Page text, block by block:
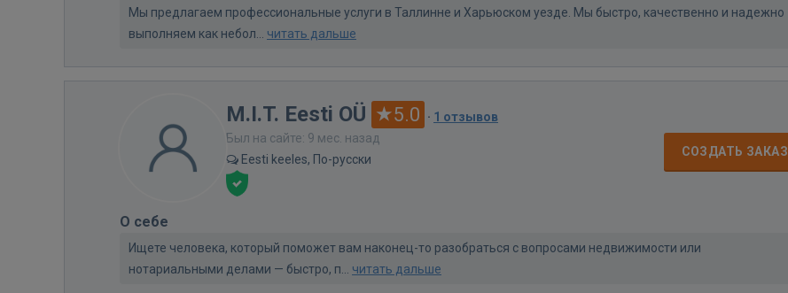
Мы предлагаем профессиональные услуги в Таллинне и Харьюском уезде. Мы быстро, качественно и надежно
выполняем как небол... читать дальше
M.I.T. Eesti OÜ 5.0 · 1 отзывов
Был на сайте: 9 мес. назад
Eesti keeles, По-русски
СОЗДАТЬ ЗАКАЗ
О себе
Ищете человека, который поможет вам наконец-то разобраться с вопросами недвижимости или
нотариальными делами — быстро, п... читать дальше